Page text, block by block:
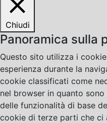
Chiudi
Panoramica sulla
Questo sito utilizza i
esperienza durante la
cookie classificati come
nel browser in quanto
delle funzionalità di base
cookie di terze parti che ci